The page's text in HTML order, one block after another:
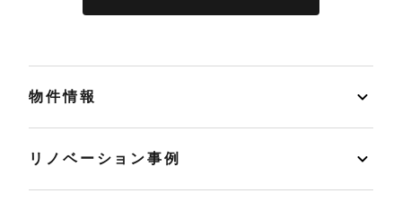
物件情報
リノベーション事例